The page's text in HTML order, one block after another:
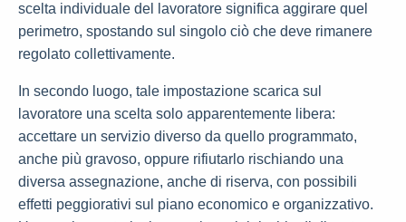
scelta individuale del lavoratore significa aggirare quel
perimetro, spostando sul singolo ciò che deve rimanere
regolato collettivamente.
In secondo luogo, tale impostazione scarica sul
lavoratore una scelta solo apparentemente libera:
accettare un servizio diverso da quello programmato,
anche più gravoso, oppure rifiutarlo rischiando una
diversa assegnazione, anche di riserva, con possibili
effetti peggiorativi sul piano economico e organizzativo.